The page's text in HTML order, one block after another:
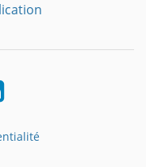
LinkedIn